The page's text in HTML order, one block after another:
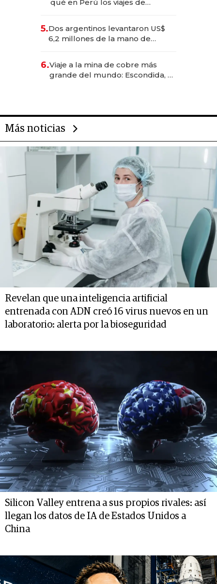
qué en Perú los viajes de
para convertirse en experiencias
transformadoras
5.Dos argentinos levantaron US$
6,2 millones de la mano de
6.Viaje a la mina de cobre más
grande del mundo: Escondida, el
Más noticias
Revelan que una inteligencia artificial
entrenada con ADN creó 16 virus nuevos en un
laboratorio: alerta por la bioseguridad
Silicon Valley entrena a sus propios rivales: así
llegan los datos de IA de Estados Unidos a
China